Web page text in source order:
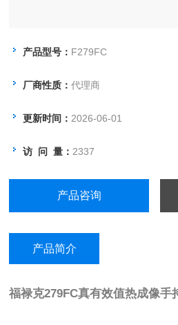
产品型号： F279FC
厂商性质：代理商
更新时间： 2026-06-01
访 问 量： 2337
产品咨询
产品简介
福禄克279FC真有效值热成像手